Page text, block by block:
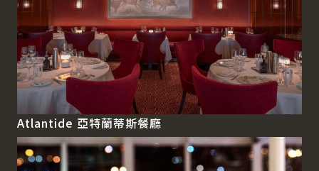
Atlantide 亞特蘭蒂斯餐廳